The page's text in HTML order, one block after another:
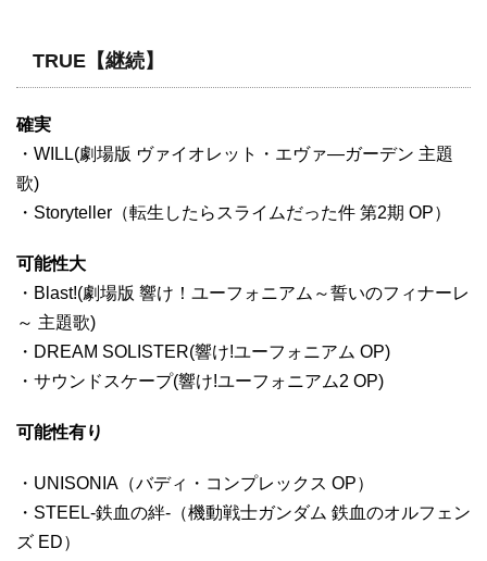
TRUE【継続】
確実
・WILL(劇場版 ヴァイオレット・エヴァ―ガーデン 主題
歌)
・Storyteller（転生したらスライムだった件 第2期 OP）
可能性大
・Blast!(劇場版 響け！ユーフォニアム～誓いのフィナーレ
～ 主題歌)
・DREAM SOLISTER(響け!ユーフォニアム OP)
・サウンドスケープ(響け!ユーフォニアム2 OP)
可能性有り
・UNISONIA（バディ・コンプレックス OP）
・STEEL-鉄血の絆-（機動戦士ガンダム 鉄血のオルフェン
ズ ED）